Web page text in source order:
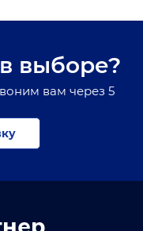
выборе?
вам через 5